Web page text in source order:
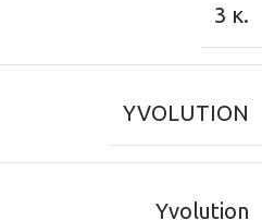
3 κ.
YVOLUTION
Yvolution